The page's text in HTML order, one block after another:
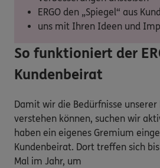
ERGO den „Spiegel“ aus
uns mit Ihren Ideen und
So funktioniert der
Kundenbeirat
Damit wir die Bedürfnisse unserer
verstehen können, suchen wir
haben ein eigenes Gremium
Kundenbeirat. Dort treffen sich
Mal im Jahr, um